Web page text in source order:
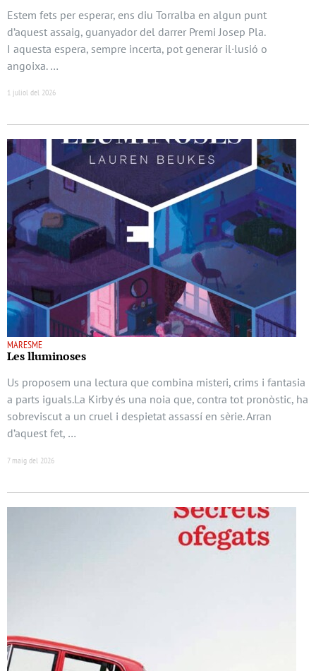
Estem fets per esperar, ens diu Torralba en algun punt
d’aquest assaig, guanyador del darrer Premi Josep Pla.
I aquesta espera, sempre incerta, pot generar il·lusió o
angoixa. …
1 juliol del 2026
MARESME
Les lluminoses
Us proposem una lectura que combina misteri, crims i fantasia
a parts iguals.La Kirby és una noia que, contra tot pronòstic, ha
sobreviscut a un cruel i despietat assassí en sèrie. Arran
d’aquest fet, …
7 maig del 2026